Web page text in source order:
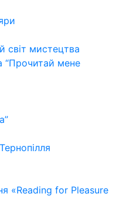
світ мистецтва
“Прочитай мене
«Reading for Pleasure